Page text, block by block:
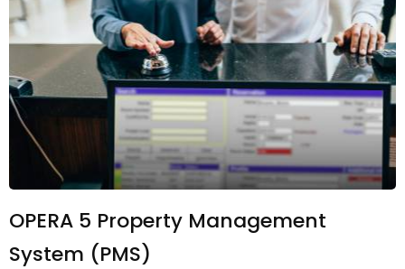
OPERA 5 Property Management
System (PMS)